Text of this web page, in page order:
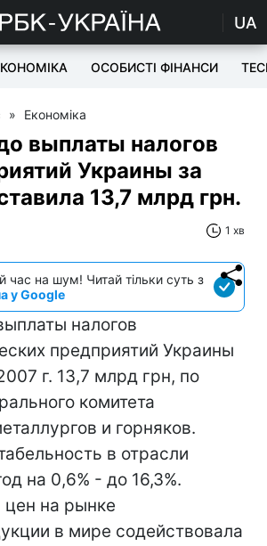
UA
ОСОБИСТІ ФІНАНСИ
» Економіка
выплаты налогов
Украины за
13,7 млрд грн.
1 хв
час на шум! Читай тільки суть з
у Google
налогов
предприятий Украины
г. 13,7 млрд грн, по
комитета
и горняков.
в отрасли
на 0,6% - до 16,3%.
на рынке
в мире содействовала